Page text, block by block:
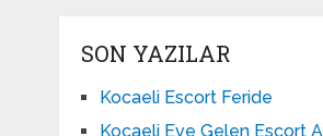
SON YAZILAR
Kocaeli Escort Feride
Kocaeli Eve Gelen Escort